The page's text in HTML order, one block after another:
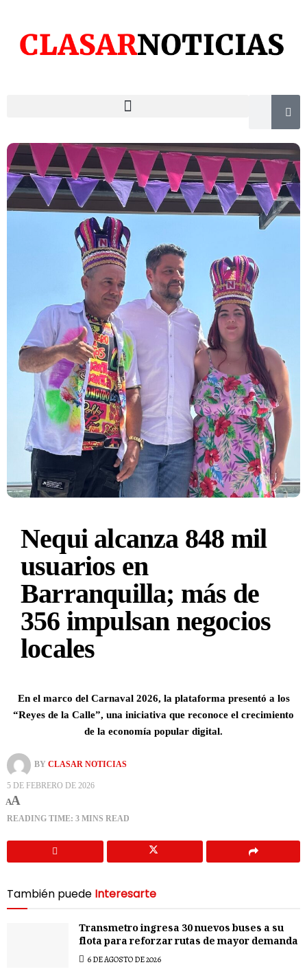
Nequi alcanza 848 mil
usuarios en
Barranquilla; más de
356 impulsan negocios
locales
En el marco del Carnaval 2026, la plataforma presentó a los
“Reyes de la Calle”, una iniciativa que reconoce el crecimiento
de la economía popular digital.
BY CLASAR NOTICIAS
5 DE FEBRERO DE 2026
AA
READING TIME: 3 MINS READ
También puede Interesarte
Transmetro ingresa 30 nuevos buses a su
flota para reforzar rutas de mayor demanda
6 DE AGOSTO DE 2026